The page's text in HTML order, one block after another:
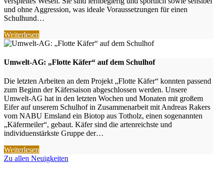
und ohne Aggression, was ideale Voraussetzungen für einen
Schulhund…
Weiterlesen
Umwelt-AG: „Flotte Käfer“ auf dem Schulhof
Die letzten Arbeiten an dem Projekt „Flotte Käfer“ konnten passend
zum Beginn der Käfersaison abgeschlossen werden. Unsere
Umwelt-AG hat in den letzten Wochen und Monaten mit großem
Eifer auf unserem Schulhof in Zusammenarbeit mit Andreas Rakers
vom NABU Emsland ein Biotop aus Totholz, einen sogenannten
„Käfermeiler“, gebaut. Käfer sind die artenreichste und
individuenstärkste Gruppe der…
Weiterlesen
Zu allen Neuigkeiten